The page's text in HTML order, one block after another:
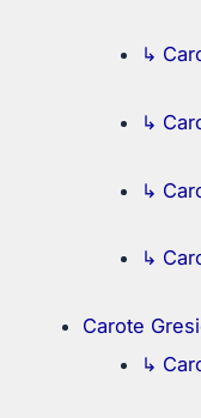
↳
↳
↳
↳
Carote
↳